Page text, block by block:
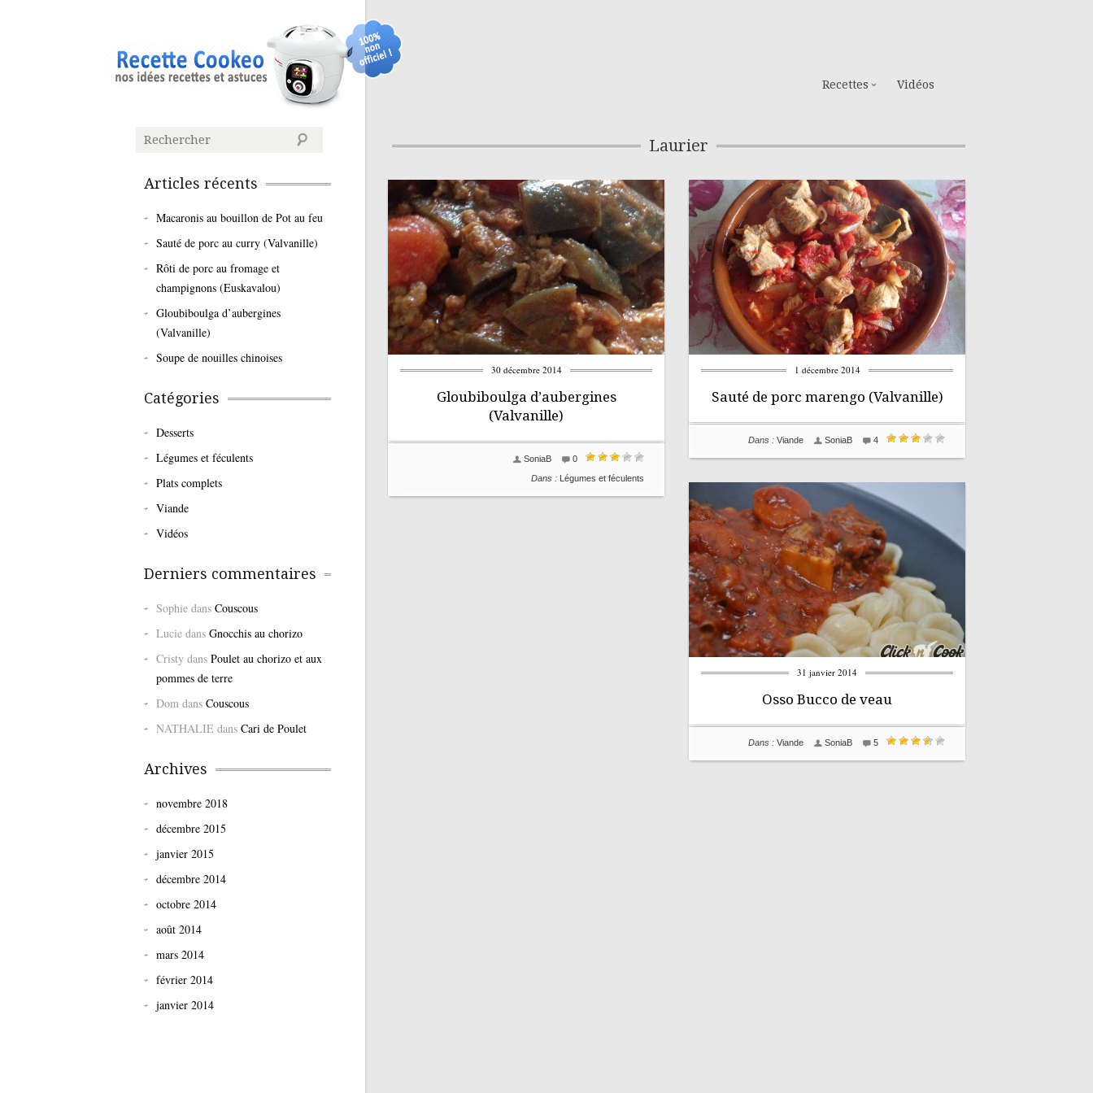
Recettes Vidéos
Laurier
30 décembre 2014
Gloubiboulga d’aubergines
(Valvanille)
0
SoniaB
Dans : Légumes et féculents
1 décembre 2014
Sauté de porc marengo (Valvanille)
4
SoniaB
Dans : Viande
31 janvier 2014
Osso Bucco de veau
5
SoniaB
Dans : Viande
Articles récents
Macaronis au bouillon de Pot au feu
Sauté de porc au curry (Valvanille)
Rôti de porc au fromage et
champignons (Euskavalou)
Gloubiboulga d’aubergines
(Valvanille)
Soupe de nouilles chinoises
Catégories
Desserts
Légumes et féculents
Plats complets
Viande
Vidéos
Derniers commentaires
Sophie dans Couscous
Lucie dans Gnocchis au chorizo
Cristy dans Poulet au chorizo et aux
pommes de terre
Dom dans Couscous
NATHALIE dans Cari de Poulet
Archives
novembre 2018
décembre 2015
janvier 2015
décembre 2014
octobre 2014
août 2014
mars 2014
février 2014
janvier 2014